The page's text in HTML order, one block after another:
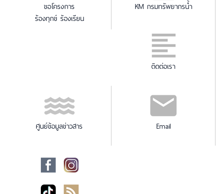
ขอโครงการ
ร้องทุกข์ ร้องเรียน
KM กรมทรัพยากรน้ำ
ติดต่อเรา
ศูนย์ข้อมูลข่าวสาร Email